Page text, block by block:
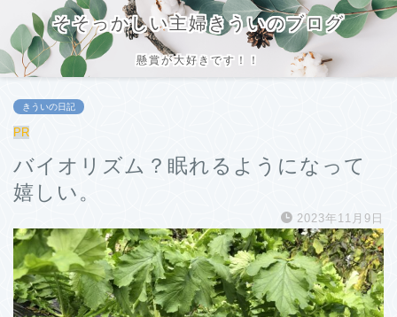
そそっかしい主婦きういのブログ
懸賞が大好きです！！
きういの日記
PR
バイオリズム？眠れるようになって
嬉しい。
2023年11月9日